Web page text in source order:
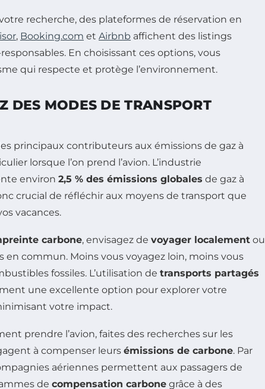
recherche, des plateformes de réservation en
, Booking.com et Airbnb affichent des listings
En choisissant ces options, vous
qui respecte et protège l’environnement.
DES MODES DE TRANSPORT
principaux contributeurs aux émissions de gaz à
lorsque l’on prend l’avion. L’industrie
environ 2,5 % des émissions globales de gaz à
crucial de réfléchir aux moyens de transport que
vacances.
carbone, envisagez de voyager localement ou
en commun. Moins vous voyagez loin, moins vous
fossiles. L’utilisation de transports partagés
une excellente option pour explorer votre
votre impact.
prendre l’avion, faites des recherches sur les
à compenser leurs émissions de carbone. Par
aériennes permettent aux passagers de
de compensation carbone grâce à des